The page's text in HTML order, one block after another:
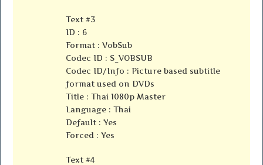
Text #3
ID : 6
Format : VobSub
Codec ID : S_VOBSUB
Codec ID/Info : Picture based subtitle
format used on DVDs
Title : Thai 1080p Master
Language : Thai
Default : Yes
Forced : Yes
Text #4